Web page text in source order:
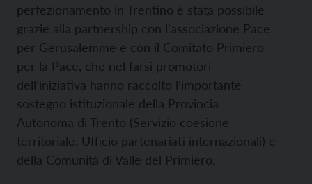
perfezionamento in Trentino è stata possibile
grazie alla partnership con l’associazione Pace
per Gerusalemme e con il Comitato Primiero
per la Pace, che nel farsi promotori
dell’iniziativa hanno raccolto l’importante
sostegno istituzionale della Provincia
Autonoma di Trento (Servizio coesione
territoriale, Ufficio partenariati internazionali) e
della Comunità di Valle del Primiero.